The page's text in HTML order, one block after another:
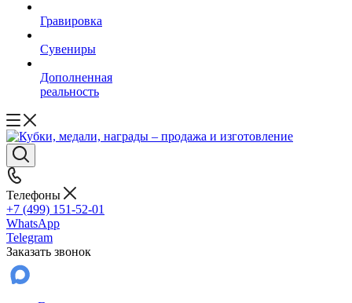
Гравировка
Сувениры
Дополненная
реальность
Телефоны
+7 (499) 151-52-01
WhatsApp
Telegram
Заказать звонок